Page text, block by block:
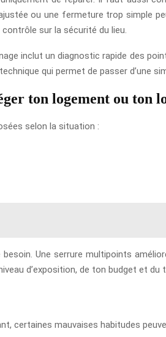
ou une fermeture trop simple
contrôle sur la sécurité du lieu.
inclut un diagnostic rapide des
qui permet de passer d’une
ton logement ou ton
selon la situation :
Une serrure multipoints
d’exposition, de ton budget et du
certaines mauvaises habitudes